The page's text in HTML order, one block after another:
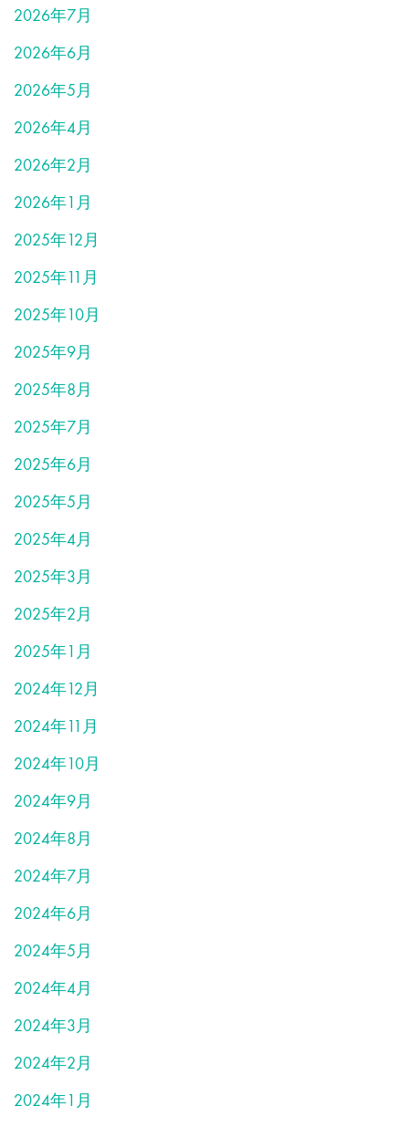
2026年7月
2026年6月
2026年5月
2026年4月
2026年2月
2026年1月
2025年12月
2025年11月
2025年10月
2025年9月
2025年8月
2025年7月
2025年6月
2025年5月
2025年4月
2025年3月
2025年2月
2025年1月
2024年12月
2024年11月
2024年10月
2024年9月
2024年8月
2024年7月
2024年6月
2024年5月
2024年4月
2024年3月
2024年2月
2024年1月